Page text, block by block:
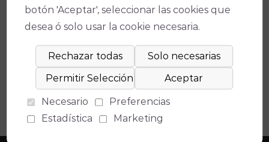
20:00
BALLET FLAMENCO DE
ANDALUCÍA
FLAMENCO PATRIMONIO
Gran Teatro
botón 'Aceptar', seleccionar las cookies que
desea ó solo usar la cookie necesaria.
Necesario
Preferencias
Estadística
Marketing